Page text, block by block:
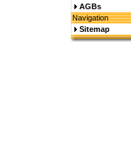
AGBs
Navigation
Sitemap